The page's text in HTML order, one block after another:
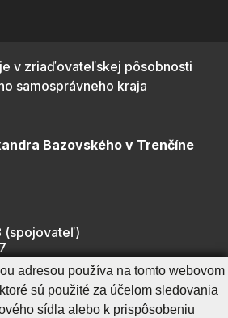
v zriaďovateľskej pôsobnosti
samosprávneho kraja
Bazovského v Trenčíne
(spojovateľ)
Ochrana osobných údajov
adresou používa na tomto webovom
sú použité za účelom sledovania
sídla alebo k prispôsobeniu